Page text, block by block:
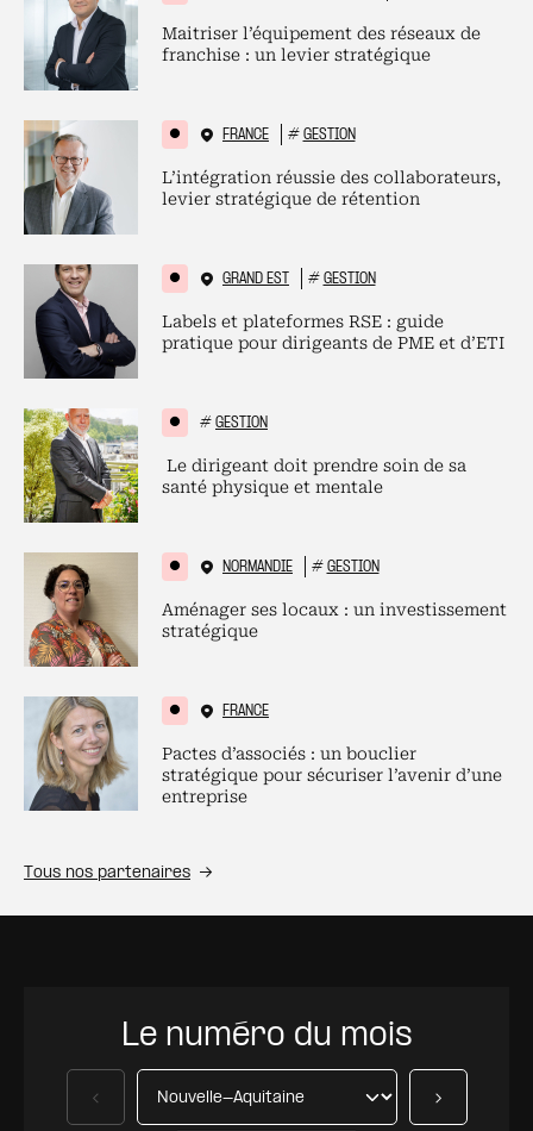
Maitriser l’équipement des réseaux de
franchise : un levier stratégique
FRANCE # GESTION
L’intégration réussie des collaborateurs,
levier stratégique de rétention
GRAND EST # GESTION
Labels et plateformes RSE : guide
pratique pour dirigeants de PME et d’ETI
# GESTION
Le dirigeant doit prendre soin de sa
santé physique et mentale
NORMANDIE # GESTION
Aménager ses locaux : un investissement
stratégique
FRANCE
Pactes d’associés : un bouclier
stratégique pour sécuriser l’avenir d’une
entreprise
Tous nos partenaires
Le numéro du mois
Précédent Suivant